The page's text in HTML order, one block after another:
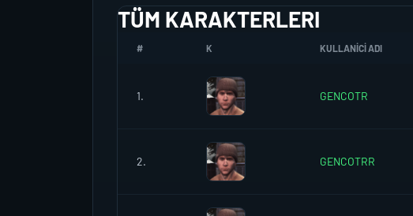
TÜM KARAKTERLERI
# K KULLANICI ADI
1. GENCOTR
2. GENCOTRR